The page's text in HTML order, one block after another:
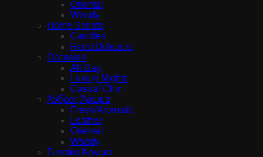
Oriental
Woody
Home Scents
Candles
Reed Diffusers
Occasion
All Day
Luxury Nights
Casual Chic
Άνδρας Άρωμα
Fresh/Aromatic
Leather
Oriental
Woody
Γυναίκα Άρωμα